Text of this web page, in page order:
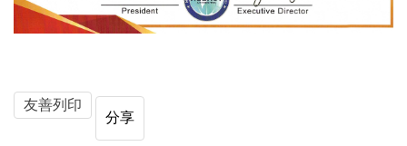
友善列印
分享